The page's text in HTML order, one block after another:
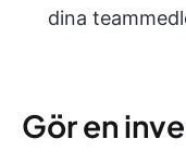
dina
Gör en